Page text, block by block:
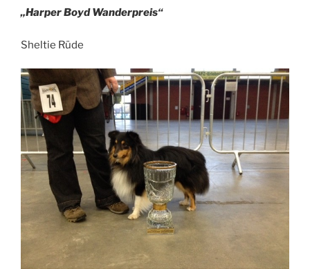
„Harper Boyd Wanderpreis“
Sheltie Rüde